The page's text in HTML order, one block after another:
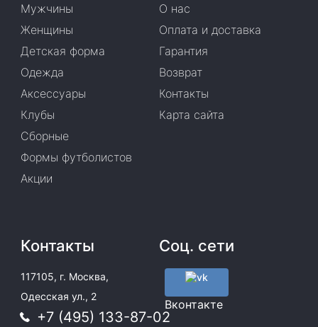
Мужчины
Женщины
Детская форма
Одежда
Аксессуары
Клубы
Сборные
Формы футболистов
Акции
О нас
Оплата и доставка
Гарантия
Возврат
Контакты
Карта сайта
Контакты
117105, г. Москва,
Одесская ул., 2
+7 (495) 133-87-02
Соц. сети
Вконтакте